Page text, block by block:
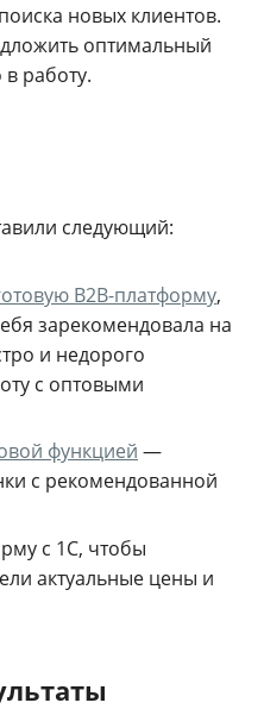
новых клиентов.
оптимальный
работу.
следующий:
B2B-платформу,
зарекомендовала на
и недорого
с оптовыми
функцией —
с рекомендованной
с 1С, чтобы
актуальные цены и